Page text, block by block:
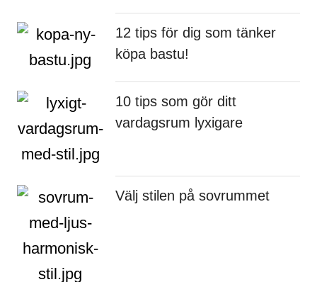
12 tips för dig som tänker
köpa bastu!
10 tips som gör ditt
vardagsrum lyxigare
Välj stilen på sovrummet